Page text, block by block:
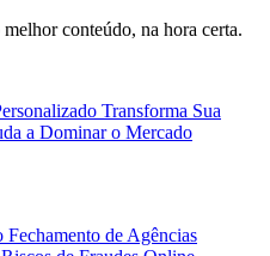
conteúdo, na hora certa.
Transforma Sua
a Dominar o Mercado
de Agências